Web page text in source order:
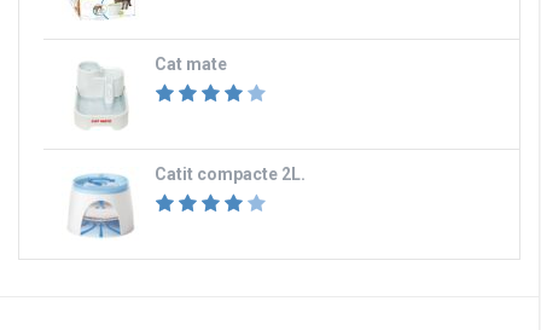
Cat mate
Catit compacte 2L.